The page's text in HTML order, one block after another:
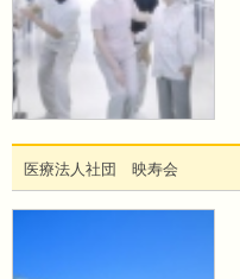
医療法人社団 映寿会